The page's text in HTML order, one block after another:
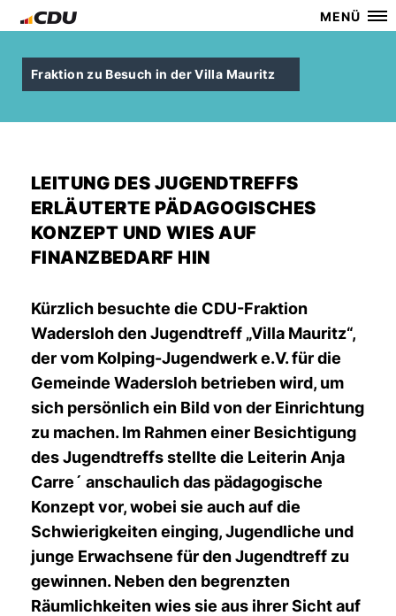
MENÜ
Fraktion zu Besuch in der Villa Mauritz
LEITUNG DES JUGENDTREFFS
ERLÄUTERTE PÄDAGOGISCHES
KONZEPT UND WIES AUF
FINANZBEDARF HIN
Kürzlich besuchte die CDU-Fraktion
Wadersloh den Jugendtreff „Villa Mauritz“,
der vom Kolping-Jugendwerk e.V. für die
Gemeinde Wadersloh betrieben wird, um
sich persönlich ein Bild von der Einrichtung
zu machen. Im Rahmen einer Besichtigung
des Jugendtreffs stellte die Leiterin Anja
Carre´ anschaulich das pädagogische
Konzept vor, wobei sie auch auf die
Schwierigkeiten einging, Jugendliche und
junge Erwachsene für den Jugendtreff zu
gewinnen. Neben den begrenzten
Räumlichkeiten wies sie aus ihrer Sicht auf